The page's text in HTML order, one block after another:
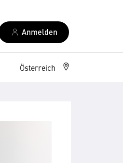
Anmelden
Österreich